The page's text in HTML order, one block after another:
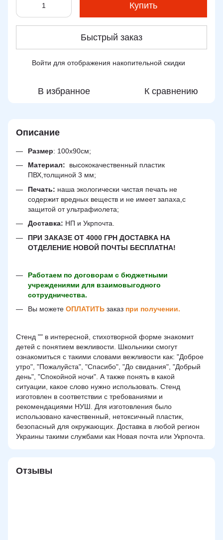
Купить
Быстрый заказ
Войти для отображения накопительной скидки
В избранное К сравнению
Описание
Размер: 100х90см;
Материал:
высококачественный пластик
ПВХ,толщиной 3 мм;
Печать: наша экологически чистая печать не
содержит вредных веществ и не имеет запаха,с
защитой от ультрафиолета;
Доставка: НП и Укрпочта.
ПРИ ЗАКАЗЕ ОТ 4000 ГРН ДОСТАВКА НА
ОТДЕЛЕНИЕ НОВОЙ ПОЧТЫ БЕСПЛАТНА!
Работаем по договорам с бюджетными
учреждениями для взаимовыгодного
сотрудничества.
Вы можете ОПЛАТИТЬ заказ при получении.
Стенд "" в интересной, стихотворной форме знакомит
детей с понятием вежливости. Школьники смогут
ознакомиться с такими словами вежливости как: "Доброе
утро", "Пожалуйста", "Спасибо", "До свидания", "Добрый
день", "Спокойной ночи". А также понять в какой
ситуации, какое слово нужно использовать. Стенд
изготовлен в соответствии с требованиями и
рекомендациями НУШ. Для изготовления было
использовано качественный, нетоксичный пластик,
безопасный для окружающих. Доставка в любой регион
Украины такими службами как Новая почта или Укрпочта.
Отзывы